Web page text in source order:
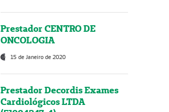
Prestador CENTRO DE
ONCOLOGIA
15 de Janeiro de 2020
Prestador Decordis Exames
Cardiológicos LTDA